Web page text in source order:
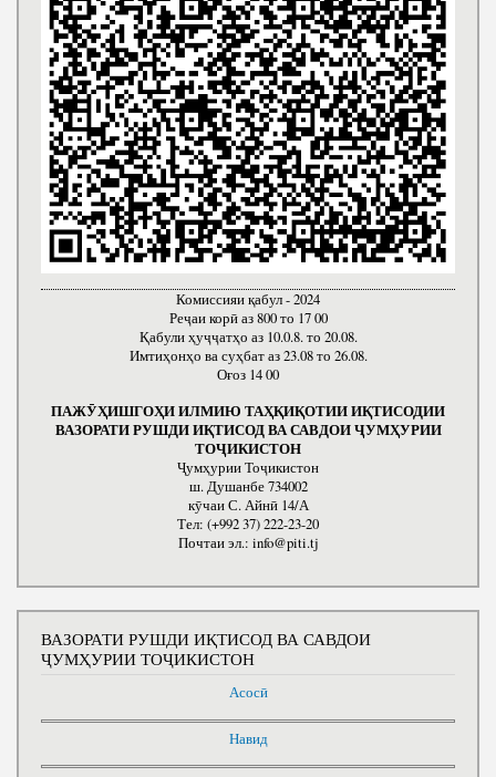
Комиссияи қабул - 2024
Реҷаи корӣ аз 800 то 17 00
Қабули ҳуҷҷатҳо аз 10.0.8. то 20.08.
Имтиҳонҳо ва суҳбат аз 23.08 то 26.08.
Оғоз 14 00
ПАЖӮҲИШГОҲИ ИЛМИЮ ТАҲҚИҚОТИИ ИҚТИСОДИИ
ВАЗОРАТИ РУШДИ ИҚТИСОД ВА САВДОИ ҶУМҲУРИИ
ТОҶИКИСТОН
Ҷумҳурии Тоҷикистон
ш. Душанбе 734002
кӯчаи С. Айнӣ 14/А
Тел: (+992 37) 222-23-20
Почтаи эл.: info@piti.tj
ВАЗОРАТИ РУШДИ ИҚТИСОД ВА САВДОИ
ҶУМҲУРИИ ТОҶИКИСТОН
Асосӣ
Навид